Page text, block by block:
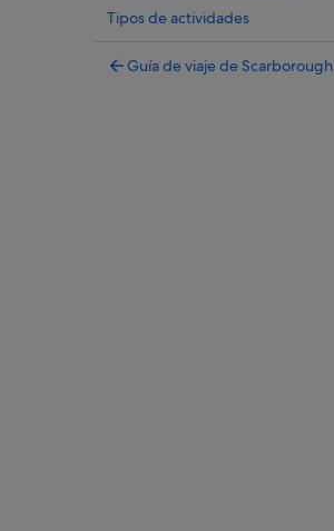
Tipos de actividades
Guía de viaje de Scarborough